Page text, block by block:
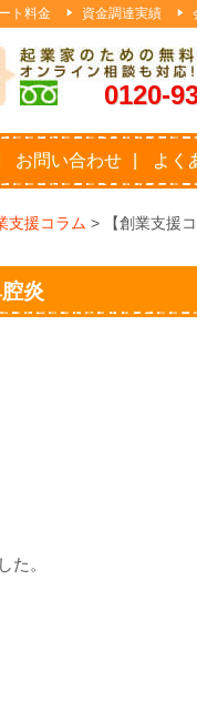
0120-
ト料金 資金調達実績
お問い合わせ よく
支援コラム >
【創業支援
炎
た。